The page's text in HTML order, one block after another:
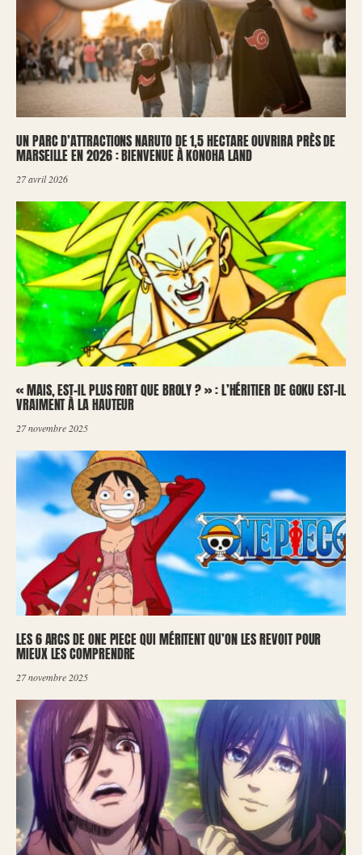
UN PARC D’ATTRACTIONS NARUTO DE 1,5 HECTARE OUVRIRA PRÈS DE
MARSEILLE EN 2026 : BIENVENUE À KONOHA LAND
27 avril 2026
« MAIS, EST-IL PLUS FORT QUE BROLY ? » : L’HÉRITIER DE GOKU EST-IL
VRAIMENT À LA HAUTEUR
27 novembre 2025
LES 6 ARCS DE ONE PIECE QUI MÉRITENT QU’ON LES REVOIT POUR
MIEUX LES COMPRENDRE
27 novembre 2025